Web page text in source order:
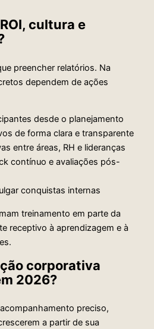
cultura e
preencher relatórios. Na
dependem de ações
desde o planejamento
de forma clara e transparente
entre áreas, RH e lideranças
contínuo e avaliações pós-
conquistas internas
treinamento em parte da
receptivo à aprendizagem e à
corporativa
2026?
preciso,
a partir de sua